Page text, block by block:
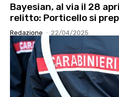
Bayesian, al via il 28
relitto: Porticello si
Redazione - 22/04/2025